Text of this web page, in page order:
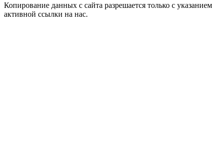
Копирование данных с сайта разрешается только с указанием
активной ссылки на нас.